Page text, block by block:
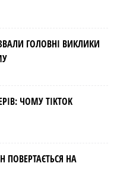
ГОЛОВНІ ВИКЛИКИ
ЧОМУ TIKTOK
ПОВЕРТАЄТЬСЯ НА